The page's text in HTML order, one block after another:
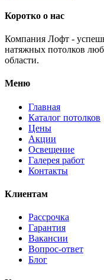
Коротко о нас
Компания Лофт -
натяжных потолков
области.
Меню
Главная
Каталог потолков
Цены
Акции
Освещение
Галерея работ
Контакты
Клиентам
Рассрочка
Гарантия
Вакансии
Вопрос-ответ
Блог